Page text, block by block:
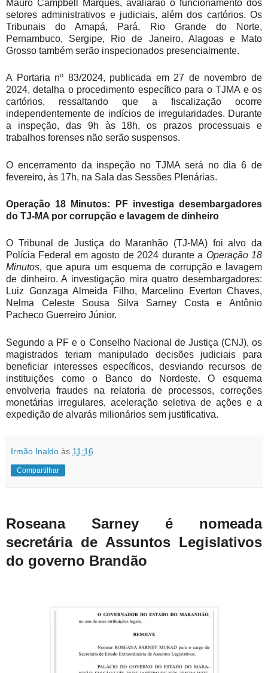
Mauro Campbell Marques, avaliarão o funcionamento dos
setores administrativos e judiciais, além dos cartórios. Os
Tribunais do Amapá, Pará, Rio Grande do Norte,
Pernambuco, Sergipe, Rio de Janeiro, Alagoas e Mato
Grosso também serão inspecionados presencialmente.
A Portaria nº 83/2024, publicada em 27 de novembro de
2024, detalha o procedimento específico para o TJMA e os
cartórios, ressaltando que a fiscalização ocorre
independentemente de indícios de irregularidades. Durante
a inspeção, das 9h às 18h, os prazos processuais e
trabalhos forenses não serão suspensos.
O encerramento da inspeção no TJMA será no dia 6 de
fevereiro, às 17h, na Sala das Sessões Plenárias.
Operação 18 Minutos: PF investiga desembargadores
do TJ-MA por corrupção e lavagem de dinheiro
O Tribunal de Justiça do Maranhão (TJ-MA) foi alvo da
Polícia Federal em agosto de 2024 durante a Operação 18
Minutos, que apura um esquema de corrupção e lavagem
de dinheiro. A investigação mira quatro desembargadores:
Luiz Gonzaga Almeida Filho, Marcelino Everton Chaves,
Nelma Celeste Sousa Silva Sarney Costa e Antônio
Pacheco Guerreiro Júnior.
Segundo a PF e o Conselho Nacional de Justiça (CNJ), os
magistrados teriam manipulado decisões judiciais para
beneficiar interesses específicos, desviando recursos de
instituições como o Banco do Nordeste. O esquema
envolveria fraudes na relatoria de processos, correções
monetárias irregulares, aceleração seletiva de ações e a
expedição de alvarás milionários sem justificativa.
Irmão Inaldo às 11:16
Compartilhar
Roseana Sarney é nomeada
secretária de Assuntos Legislativos
do governo Brandão